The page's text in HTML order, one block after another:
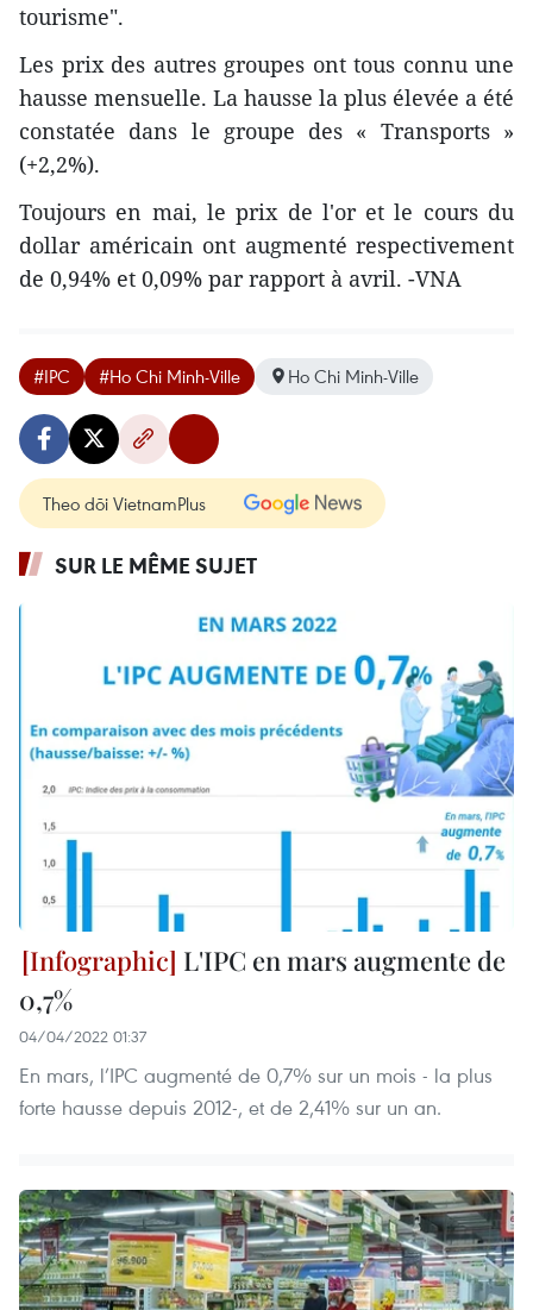
tourisme".
Les prix des autres groupes ont tous connu une
hausse mensuelle. La hausse la plus élevée a été
constatée dans le groupe des « Transports »
(+2,2%).
Toujours en mai, le prix de l'or et le cours du
dollar américain ont augmenté respectivement
de 0,94% et 0,09% par rapport à avril. -VNA
#IPC #Ho Chi Minh-Ville Ho Chi Minh-Ville
Theo dõi VietnamPlus
SUR LE MÊME SUJET
L'IPC en mars augmente de
0,7%
04/04/2022 01:37
En mars, l’IPC augmenté de 0,7% sur un mois - la plus
forte hausse depuis 2012-, et de 2,41% sur un an.